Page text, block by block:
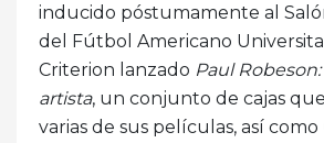
inducido póstumamente al
del Fútbol Americano
Criterion lanzado Paul
artista, un conjunto de cajas
varias de sus películas, así